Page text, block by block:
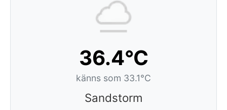
36.4°C
känns som 33.1°C
Sandstorm